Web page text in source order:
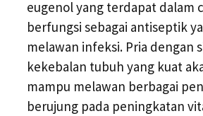
eugenol yang terdapat dalam
berfungsi sebagai antiseptik
melawan infeksi. Pria dengan
kekebalan tubuh yang kuat
mampu melawan berbagai
berujung pada peningkatan